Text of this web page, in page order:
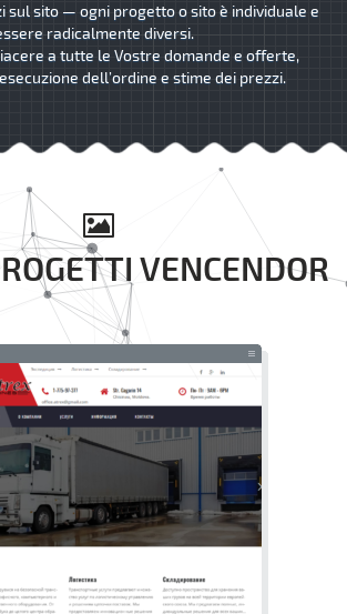
sul sito — ogni progetto o sito è individuale e
radicalmente diversi.
a tutte le Vostre domande e offerte,
dell’ordine e stime dei prezzi.
VENCENDOR